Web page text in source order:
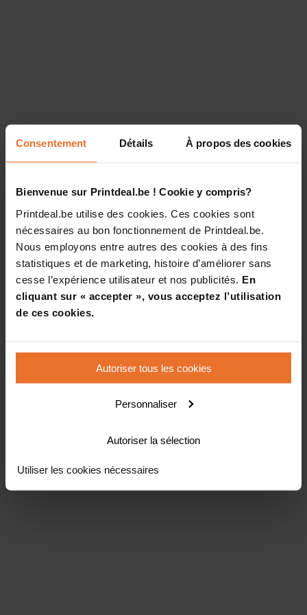
Consentement Détails À propos des cookies
Bienvenue sur Printdeal.be ! Cookie y compris?
Printdeal.be utilise des cookies. Ces cookies sont
nécessaires au bon fonctionnement de Printdeal.be.
Nous employons entre autres des cookies à des fins
statistiques et de marketing, histoire d’améliorer sans
cesse l’expérience utilisateur et nos publicités. En
cliquant sur « accepter », vous acceptez l’utilisation
de ces cookies.
Autoriser tous les cookies
Personnaliser
Autoriser la sélection
Utiliser les cookies nécessaires